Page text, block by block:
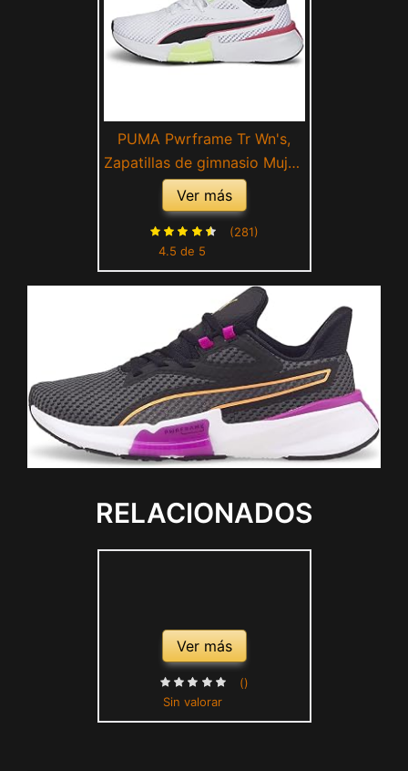
PUMA Pwrframe Tr Wn's,
Zapatillas de gimnasio Mujer,
Blanco Puma White Fizzy
Apple, 42 EU
Ver más
4.5 de 5
(281)
RELACIONADOS
Ver más
Sin valorar
()